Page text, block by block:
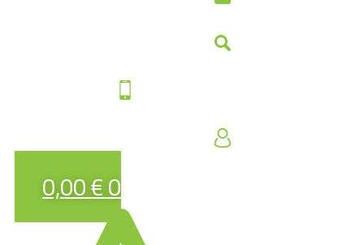
0,00€0